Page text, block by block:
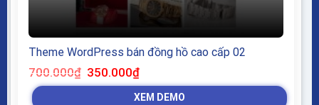
Theme WordPress bán đồng hồ cao cấp 02
700.000₫ Giá
gốc
là:
350.000₫Giá
tại
là:
XEM DEMO